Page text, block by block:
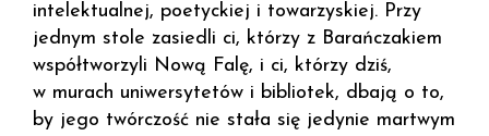
intelektualnej, poetyckiej i towarzyskiej. Przy
jednym stole zasiedli ci, którzy z Barańczakiem
współtworzyli Nową Falę, i ci, którzy dziś,
w murach uniwersytetów i bibliotek, dbają o to,
by jego twórczość nie stała się jedynie martwym